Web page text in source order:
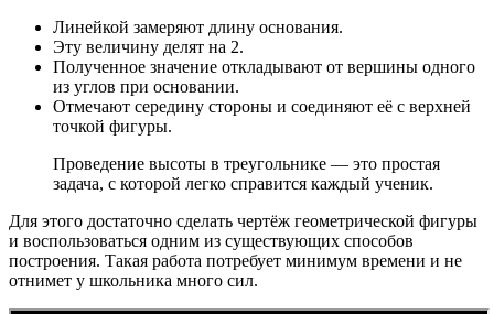
Линейкой замеряют длину основания.
Эту величину делят на 2.
Полученное значение откладывают от вершины одного
из углов при основании.
Отмечают середину стороны и соединяют её с верхней
точкой фигуры.
Проведение высоты в треугольнике — это простая
задача, с которой легко справится каждый ученик.
Для этого достаточно сделать чертёж геометрической фигуры
и воспользоваться одним из существующих способов
построения. Такая работа потребует минимум времени и не
отнимет у школьника много сил.